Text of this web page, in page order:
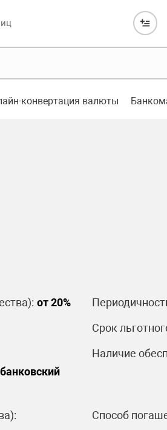
конвертация валюты
от 20%
Срок
Наличие
Способ